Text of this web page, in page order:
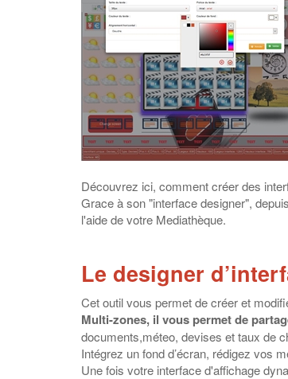
Découvrez ici, comment créer des
Grace à son "interface designer",
l'aide de votre Mediathèque.
Le designer
Cet outil vous permet de créer et
Multi-zones, il vous permet de
documents,méteo, devises et taux de
Intégrez un fond d’écran, rédigez vos
Une fois votre interface d'affichage